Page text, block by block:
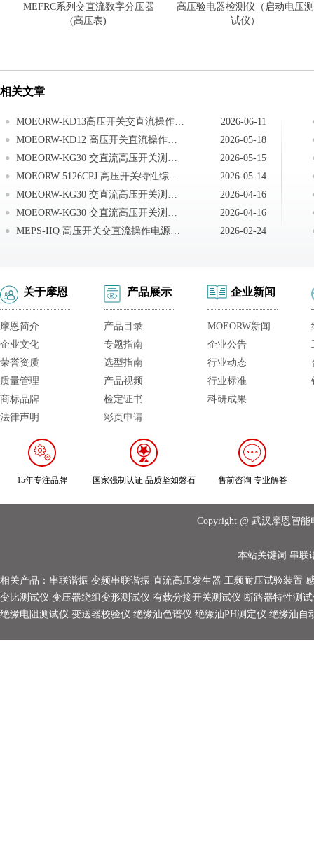
MEFRC系列交直流数字分压器
(高压表)
高压验电器检测仪（启动电压测
试仪）
相关文章
MOEORW-KD13高压开关交直流操作电源交流电源操作
2026-06-11
MOEORW-KD12 高压开关直流操作电源现场接线
2026-05-18
MOEORW-KG30 交直流高压开关测试系统仪器送检说明
2026-05-15
MOEORW-5126CPJ 高压开关特性综合测试仪注意事项
2026-05-14
MOEORW-KG30 交直流高压开关测试系统技术答疑
2026-04-16
MOEORW-KG30 交直流高压开关测试系统测试现场常见技术问题及处理办法
2026-04-16
MEPS-IIQ 高压开关交直流操作电源现场接线
2026-02-24
关于摩恩
摩恩简介
企业文化
荣誉资质
质量管理
商标品牌
法律声明
产品展示
产品目录
专题指南
选型指南
产品视频
检定证书
彩页申请
企业新闻
MOEORW新闻
企业公告
行业动态
行业标准
科研成果
15年专注品牌 国家强制认证 品质坚如磐石 售前咨询 专业解答
Copyright @ 武汉摩恩智
本站关键词 串联
相关产品： 串联谐振 变频串联谐振 直流高压发生器 工频耐压试验装置
变比测试仪 变压器绕组变形测试仪 有载分接开关测试仪 断路器特性测
绝缘电阻测试仪 变送器校验仪 绝缘油色谱仪 绝缘油PH测定仪 绝缘油自